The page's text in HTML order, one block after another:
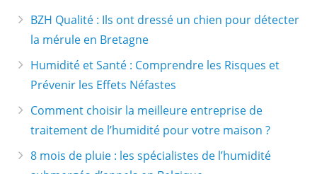
BZH Qualité : Ils ont dressé un chien pour détecter
la mérule en Bretagne
Humidité et Santé : Comprendre les Risques et
Prévenir les Effets Néfastes
Comment choisir la meilleure entreprise de
traitement de l’humidité pour votre maison ?
8 mois de pluie : les spécialistes de l’humidité